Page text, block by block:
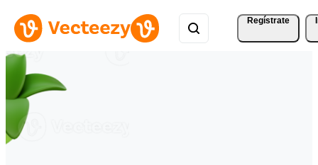
Regístrate